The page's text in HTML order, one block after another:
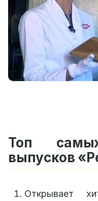
Топ
выпусков
Открывает